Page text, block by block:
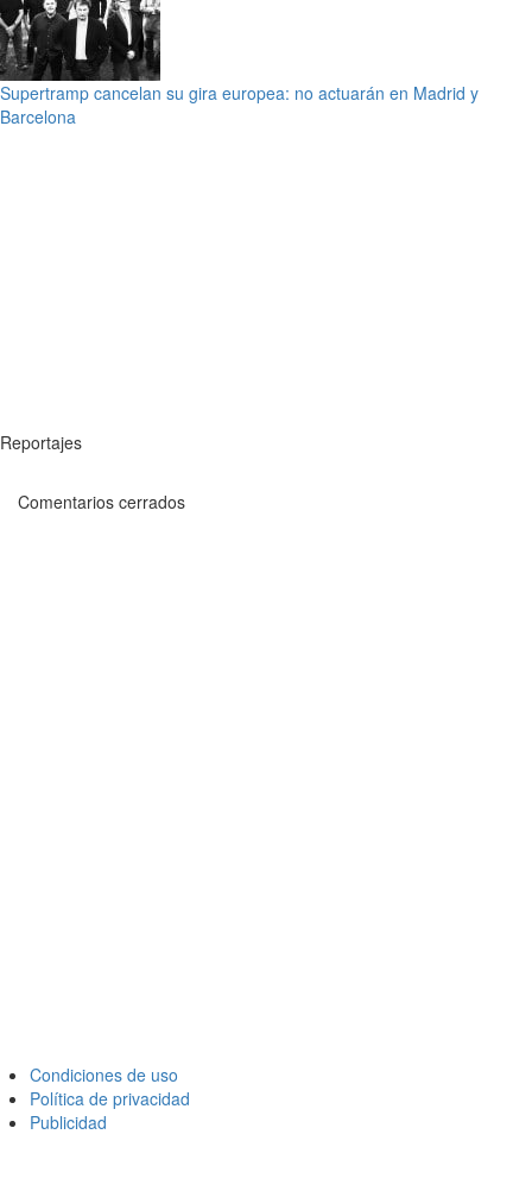
Supertramp cancelan su gira europea: no actuarán en Madrid y
Barcelona
Reportajes
Comentarios cerrados
Condiciones de uso
Política de privacidad
Publicidad